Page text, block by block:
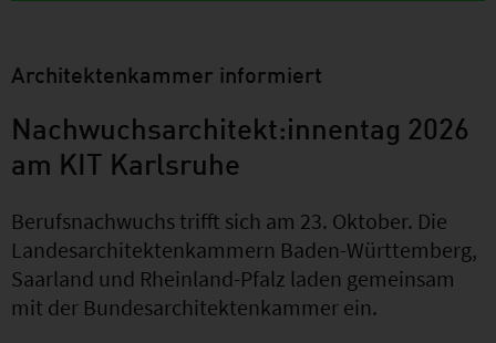
Architektenkammer informiert
Nachwuchsarchitekt:innentag 2026
am KIT Karlsruhe
Berufsnachwuchs trifft sich am 23. Oktober. Die
Landesarchitektenkammern Baden-Württemberg,
Saarland und Rheinland-Pfalz laden gemeinsam
mit der Bundesarchitektenkammer ein.